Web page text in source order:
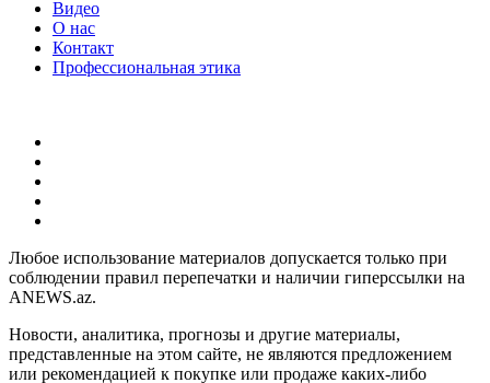
Видео
О нас
Контакт
Профессиональная этика
Любое использование материалов допускается только при
соблюдении правил перепечатки и наличии гиперссылки на
ANEWS.az.
Новости, аналитика, прогнозы и другие материалы,
представленные на этом сайте, не являются предложением
или рекомендацией к покупке или продаже каких-либо